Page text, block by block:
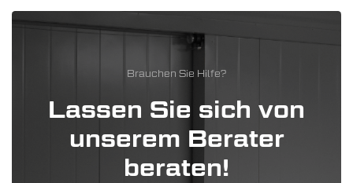
Brauchen Sie Hilfe?
Lassen Sie sich von
unserem Berater
beraten!